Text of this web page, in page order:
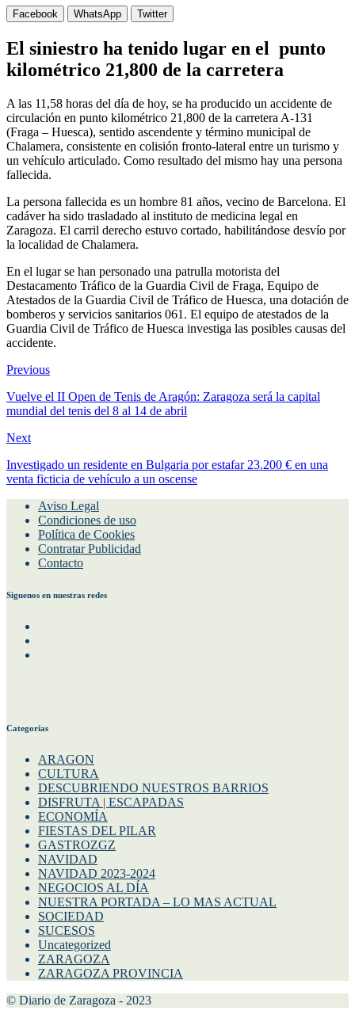
Facebook WhatsApp Twitter
El siniestro ha tenido lugar en el punto
kilométrico 21,800 de la carretera
A las 11,58 horas del día de hoy, se ha producido un accidente de
circulación en punto kilométrico 21,800 de la carretera A-131
(Fraga – Huesca), sentido ascendente y término municipal de
Chalamera, consistente en colisión fronto-lateral entre un turismo y
un vehículo articulado. Como resultado del mismo hay una persona
fallecida.
La persona fallecida es un hombre 81 años, vecino de Barcelona. El
cadáver ha sido trasladado al instituto de medicina legal en
Zaragoza. El carril derecho estuvo cortado, habilitándose desvío por
la localidad de Chalamera.
En el lugar se han personado una patrulla motorista del
Destacamento Tráfico de la Guardia Civil de Fraga, Equipo de
Atestados de la Guardia Civil de Tráfico de Huesca, una dotación de
bomberos y servicios sanitarios 061. El equipo de atestados de la
Guardia Civil de Tráfico de Huesca investiga las posibles causas del
accidente.
Previous
Vuelve el II Open de Tenis de Aragón: Zaragoza será la capital
mundial del tenis del 8 al 14 de abril
Next
Investigado un residente en Bulgaria por estafar 23.200 € en una
venta ficticia de vehículo a un oscense
Aviso Legal
Condiciones de uso
Política de Cookies
Contratar Publicidad
Contacto
Siguenos en nuestras redes
Categorías
ARAGON
CULTURA
DESCUBRIENDO NUESTROS BARRIOS
DISFRUTA | ESCAPADAS
ECONOMÍA
FIESTAS DEL PILAR
GASTROZGZ
NAVIDAD
NAVIDAD 2023-2024
NEGOCIOS AL DÍA
NUESTRA PORTADA – LO MAS ACTUAL
SOCIEDAD
SUCESOS
Uncategorized
ZARAGOZA
ZARAGOZA PROVINCIA
© Diario de Zaragoza - 2023